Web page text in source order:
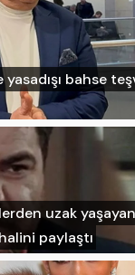
bahse
uzak
paylaştı